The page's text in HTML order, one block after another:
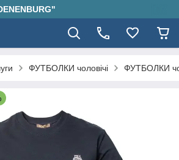
ФУТБОЛКИ чоловічі ФУТБОЛКИ